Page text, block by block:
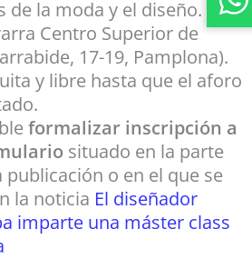
de la moda y el diseño.
Centro Superior de
17-19, Pamplona).
y libre hasta que el aforo
formalizar inscripción a
situado en la parte
o en el que se
la noticia El diseñador
imparte una máster class